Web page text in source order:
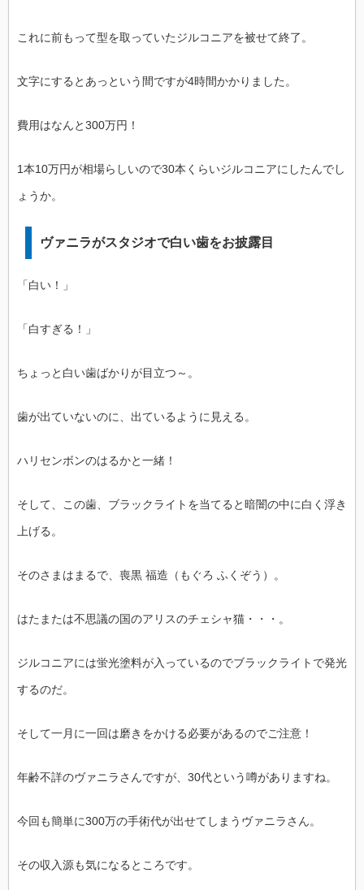
これに前もって型を取っていたジルコニアを被せて終了。
文字にするとあっという間ですが4時間かかりました。
費用はなんと300万円！
1本10万円が相場らしいので30本くらいジルコニアにしたんでし
ょうか。
ヴァニラがスタジオで白い歯をお披露目
「白い！」
「白すぎる！」
ちょっと白い歯ばかりが目立つ～。
歯が出ていないのに、出ているように見える。
ハリセンボンのはるかと一緒！
そして、この歯、ブラックライトを当てると暗闇の中に白く浮き
上げる。
そのさまはまるで、喪黒 福造（もぐろ ふくぞう）。
はたまたは不思議の国のアリスのチェシャ猫・・・。
ジルコニアには蛍光塗料が入っているのでブラックライトで発光
するのだ。
そして一月に一回は磨きをかける必要があるのでご注意！
年齢不詳のヴァニラさんですが、30代という噂がありますね。
今回も簡単に300万の手術代が出せてしまうヴァニラさん。
その収入源も気になるところです。